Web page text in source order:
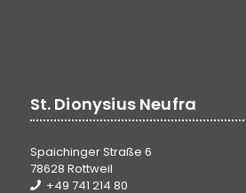
St. Dionysius Neufra
Spaichinger Straße 6
78628 Rottweil
+49 741 214 80